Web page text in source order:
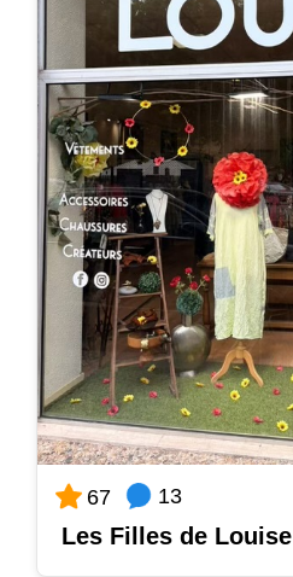
67 13
Les Filles de Louise